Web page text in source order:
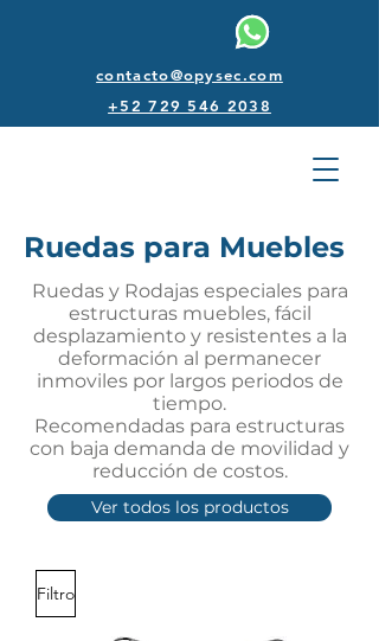
contacto@opysec.com
+52 729 546 2038
Ruedas para Muebles
Ruedas y Rodajas especiales para
estructuras muebles, fácil
desplazamiento y resistentes a la
deformación al permanecer
inmoviles por largos periodos de
tiempo.
Recomendadas para estructuras
con baja demanda de movilidad y
reducción de costos.
Ver todos los productos
Filtro